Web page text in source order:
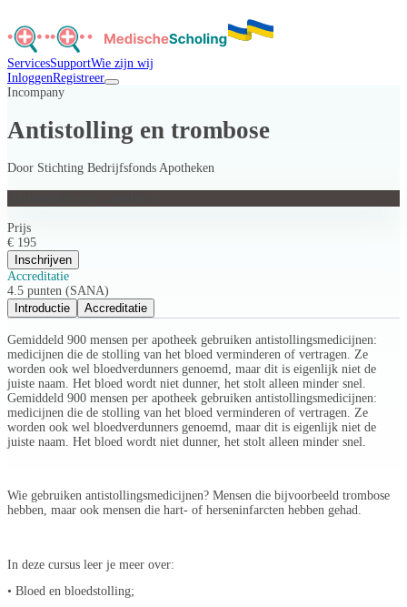
ServicesSupportWie zijn wij
InloggenRegistreer
Incompany
Antistolling en trombose
Door Stichting Bedrijfsfonds Apotheken
Prijs
€ 195
Inschrijven
Accreditatie
4.5 punten (SANA)
Introductie
Accreditatie
Gemiddeld 900 mensen per apotheek gebruiken antistollingsmedicijnen:
medicijnen die de stolling van het bloed verminderen of vertragen. Ze
worden ook wel bloedverdunners genoemd, maar dit is eigenlijk niet de
juiste naam. Het bloed wordt niet dunner, het stolt alleen minder snel.
Gemiddeld 900 mensen per apotheek gebruiken antistollingsmedicijnen:
medicijnen die de stolling van het bloed verminderen of vertragen. Ze
worden ook wel bloedverdunners genoemd, maar dit is eigenlijk niet de
juiste naam. Het bloed wordt niet dunner, het stolt alleen minder snel.
Wie gebruiken antistollingsmedicijnen? Mensen die bijvoorbeeld trombose
hebben, maar ook mensen die hart- of herseninfarcten hebben gehad.
In deze cursus leer je meer over:
• Bloed en bloedstolling;